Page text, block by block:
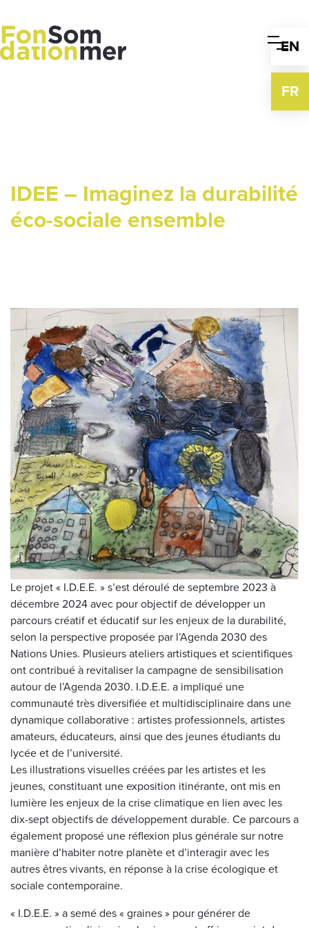
to
content
EN
FR
IDEE – Imaginez la durabilité
éco-sociale ensemble
Le projet « I.D.E.E. » s’est déroulé de septembre 2023 à
décembre 2024 avec pour objectif de développer un
parcours créatif et éducatif sur les enjeux de la durabilité,
selon la perspective proposée par l’Agenda 2030 des
Nations Unies. Plusieurs ateliers artistiques et scientifiques
ont contribué à revitaliser la campagne de sensibilisation
autour de l’Agenda 2030. I.D.E.E. a impliqué une
communauté très diversifiée et multidisciplinaire dans une
dynamique collaborative : artistes professionnels, artistes
amateurs, éducateurs, ainsi que des jeunes étudiants du
lycée et de l’université.
Les illustrations visuelles créées par les artistes et les
jeunes, constituant une exposition itinérante, ont mis en
lumière les enjeux de la crise climatique en lien avec les
dix-sept objectifs de développement durable. Ce parcours a
également proposé une réflexion plus générale sur notre
manière d’habiter notre planète et d’interagir avec les
autres êtres vivants, en réponse à la crise écologique et
sociale contemporaine.
« I.D.E.E. » a semé des « graines » pour générer de